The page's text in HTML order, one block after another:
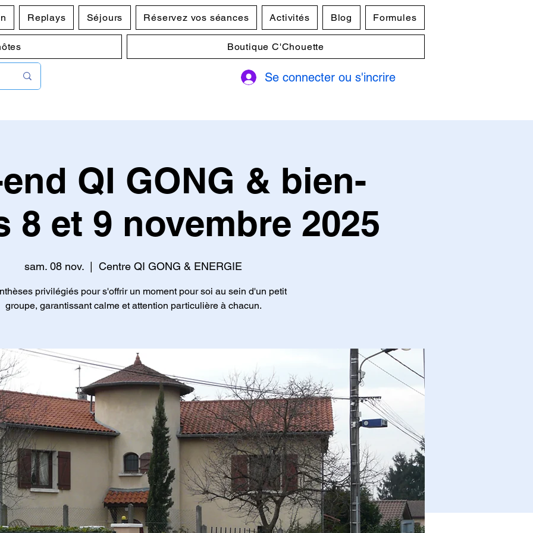
Replays Séjours Réservez vos séances Activités Blog Formules
Boutique C'Chouette
Se connecter ou s'incrire
QI GONG & bien-
8 et 9 novembre 2025
sam. 08 nov. Centre QI GONG & ENERGIE
privilégiés pour s'offrir un moment pour soi au sein d'un petit
groupe, garantissant calme et attention particulière à chacun.